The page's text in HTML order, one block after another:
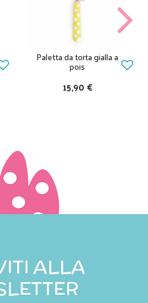
Paletta da torta gialla a
pois
15,90 €
ALLA